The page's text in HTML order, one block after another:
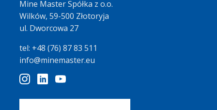
Mine Master Spółka z o.o.
Wilków, 59-500 Złotoryja
ul. Dworcowa 27
tel: +48 (76) 87 83 511
info@minemaster.eu